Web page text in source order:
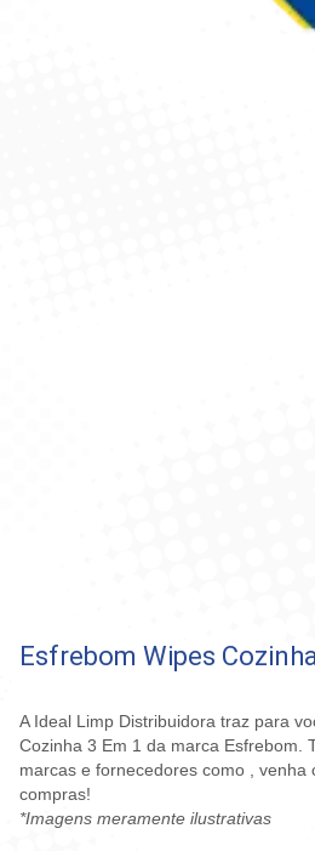
Esfrebom Wipes
A Ideal Limp Distribuidora traz para
Cozinha 3 Em 1 da marca Esfrebom.
marcas e fornecedores como , venha
compras!
*Imagens meramente ilustrativas